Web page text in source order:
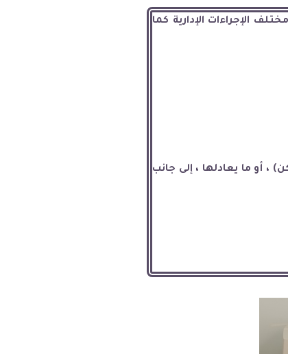
الإجراءات الإدارية كما
أو ما يعادلها ، إلى جانب